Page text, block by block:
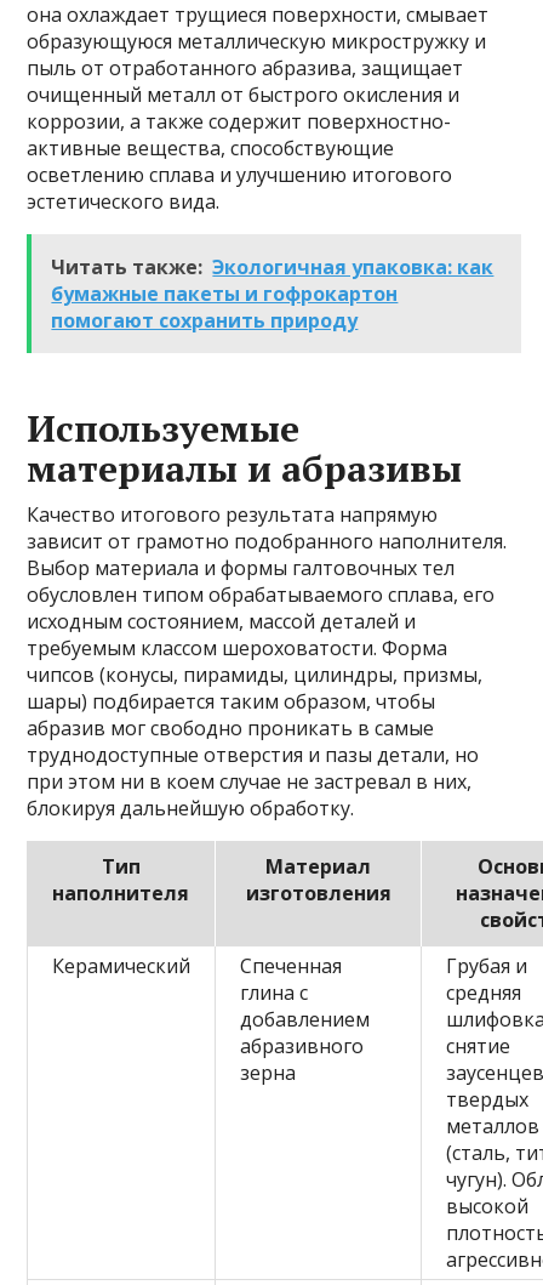
она охлаждает трущиеся поверхности, смывает
образующуюся металлическую микростружку и
пыль от отработанного абразива, защищает
очищенный металл от быстрого окисления и
коррозии, а также содержит поверхностно-
активные вещества, способствующие
осветлению сплава и улучшению итогового
эстетического вида.
Читать также: Экологичная упаковка: как
бумажные пакеты и гофрокартон
помогают сохранить природу
Используемые
материалы и абразивы
Качество итогового результата напрямую
зависит от грамотно подобранного наполнителя.
Выбор материала и формы галтовочных тел
обусловлен типом обрабатываемого сплава, его
исходным состоянием, массой деталей и
требуемым классом шероховатости. Форма
чипсов (конусы, пирамиды, цилиндры, призмы,
шары) подбирается таким образом, чтобы
абразив мог свободно проникать в самые
труднодоступные отверстия и пазы детали, но
при этом ни в коем случае не застревал в них,
блокируя дальнейшую обработку.
Тип
наполнителя
Материал
изготовления
Керамический
Спеченная
глина с
добавлением
абразивного
зерна
Грубая и
средняя
снятие
твердых
металлов
(сталь,
чугун).
высокой